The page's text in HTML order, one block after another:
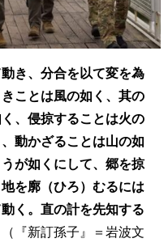
き、分合を以て変を為
ことは風の如く、其の
、侵掠することは火の
動かざることは山の如
が如くにして、郷を掠
を廓（ひろ）むるには
く。直の計を先知する
（『新訂孫子』＝岩波文